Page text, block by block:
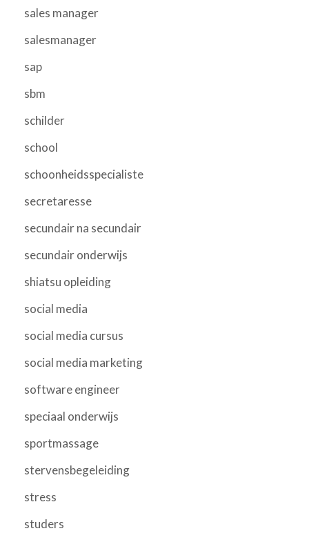
sales manager
salesmanager
sap
sbm
schilder
school
schoonheidsspecialiste
secretaresse
secundair na secundair
secundair onderwijs
shiatsu opleiding
social media
social media cursus
social media marketing
software engineer
speciaal onderwijs
sportmassage
stervensbegeleiding
stress
studers